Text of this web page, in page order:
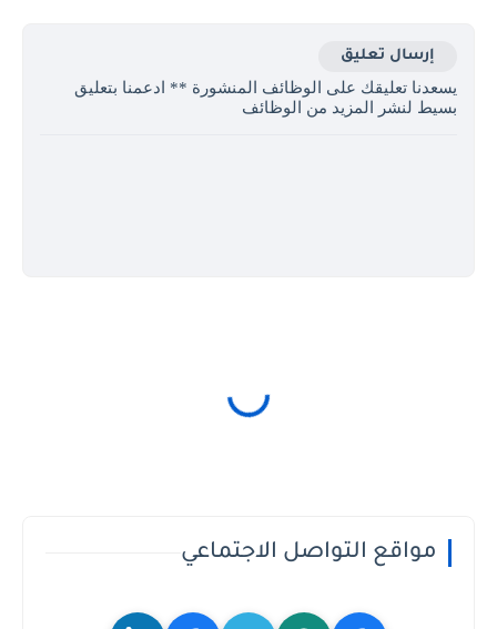
إرسال تعليق
يسعدنا تعليقك على الوظائف المنشورة ** ادعمنا بتعليق
بسيط لنشر المزيد من الوظائف
مواقع التواصل الاجتماعي